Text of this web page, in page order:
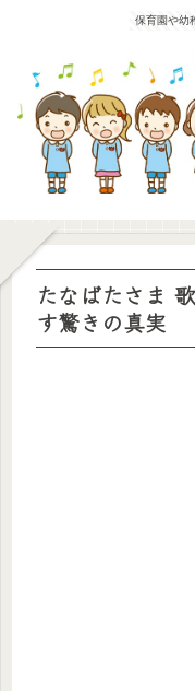
保育園や幼
たなばたさま
す驚きの真実